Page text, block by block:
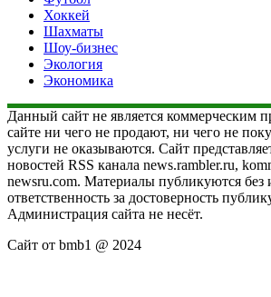
Хоккей
Шахматы
Шоу-бизнес
Экология
Экономика
Данный сайт не является коммерческим
сайте ни чего не продают, ни чего не
услуги не оказываются. Сайт
новостей RSS канала news.rambler.ru,
newsru.com. Материалы публикуются без
ответственность за достоверность
Администрация сайта не несёт.
Сайт от bmb1 @ 2024